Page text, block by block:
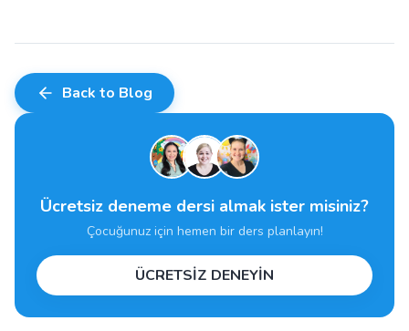
Back to Blog
Ücretsiz deneme dersi almak ister misiniz?
Çocuğunuz için hemen bir ders planlayın!
ÜCRETSİZ DENEYİN